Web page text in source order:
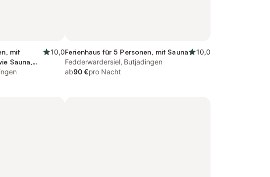
mit
Sauna,
10,0Ferienhaus für 5 Personen, mit Sauna
10,0
Fedderwardersiel, Butjadingen
ab90 €pro Nacht